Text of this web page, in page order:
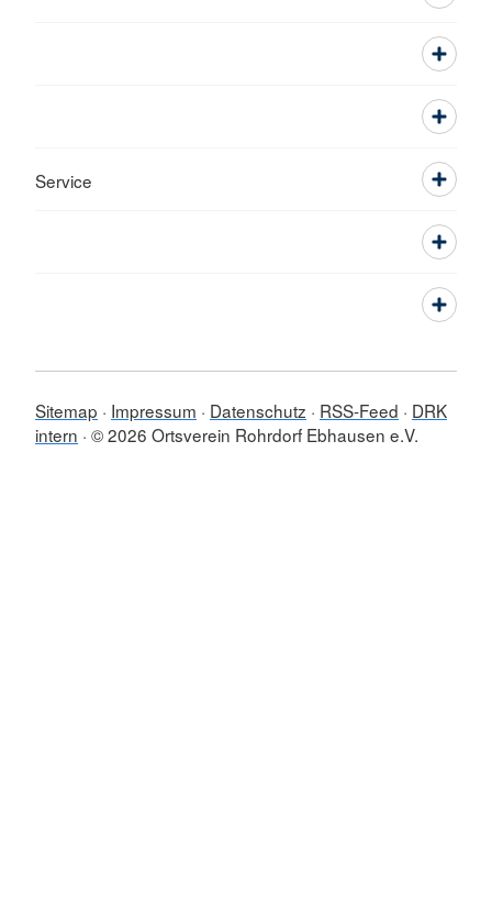
Service
Sitemap Impressum Datenschutz RSS-Feed
DRK
intern © 2026 Ortsverein Rohrdorf Ebhausen e.V.